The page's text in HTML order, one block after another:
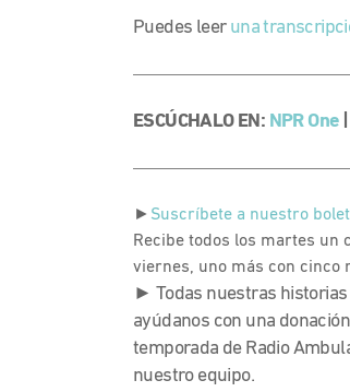
Puedes leer una
ESCÚCHALO EN: NPR One|
► Suscríbete a nuestro
Recibe todos los martes un
viernes, uno más con cinco
► Todas nuestras historias
ayúdanos con una
temporada de Radio
nuestro equipo.